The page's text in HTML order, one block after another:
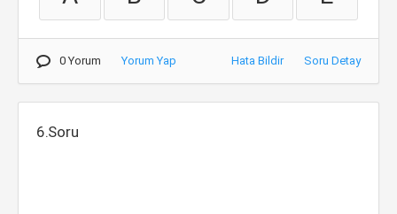
0 Yorum Yorum Yap Hata Bildir Soru Detay
6.Soru